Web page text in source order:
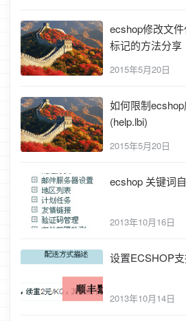
ecshop修改文
标记的方法分享
2015年5月20日
如何限制
(help.lbi)
2015年5月20日
ecshop 关键词
2013年10月16日
设置ECSHOP
2013年10月14日